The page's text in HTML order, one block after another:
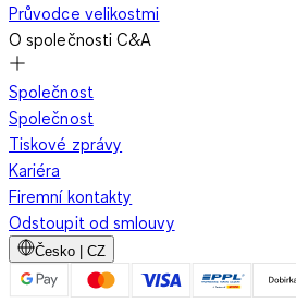
Průvodce velikostmi
O společnosti C&A
Společnost
Společnost
Tiskové zprávy
Kariéra
Firemní kontakty
Odstoupit od smlouvy
Česko | CZ